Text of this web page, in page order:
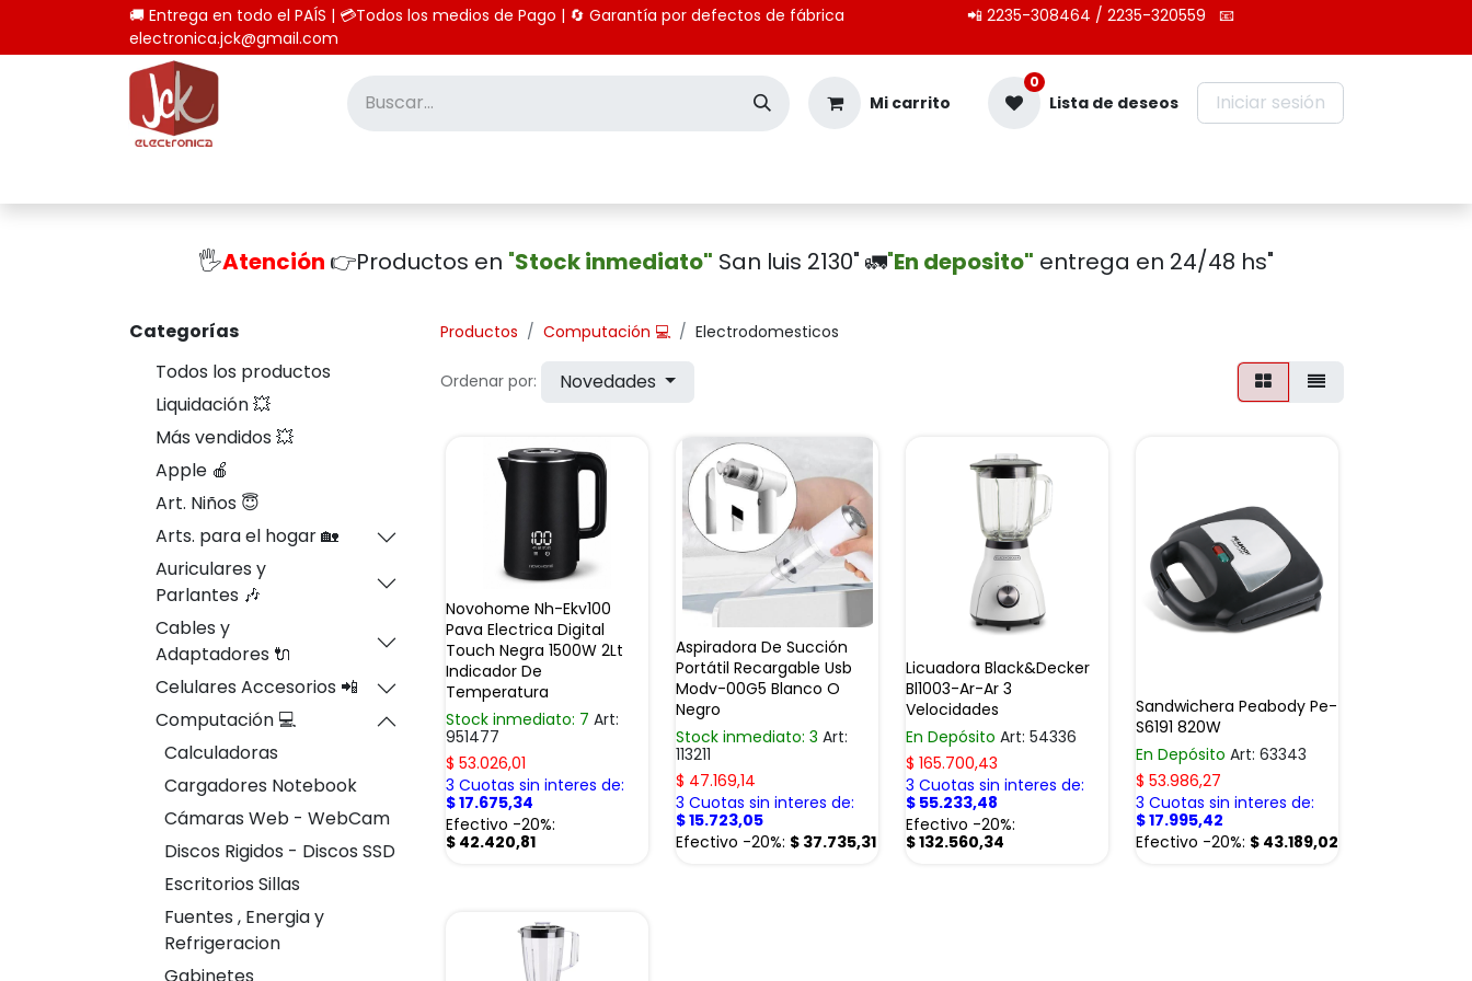
🚚 Entrega en todo el PAÍS | 💳Todos los medios de Pago | 🔄 Garantía por defectos de fábrica 📲 2235-308464 / 2235-320559 📧
electronica.jck@gmail.com
Mi carrito
0
Lista de deseos Iniciar sesión
🖐️Atención 👉Productos en "Stock inmediato" San luis 2130" 🚛"En deposito" entrega en 24/48 hs"
Categorías
Todos los productos
Liquidación 💥
Más vendidos 💥
Apple 🍎
Art. Niños 😇
Arts. para el hogar 🏡
Auriculares y
Parlantes 🎶
Cables y
Adaptadores 🔌
Celulares Accesorios 📲
Computación 💻
Calculadoras
Cargadores Notebook
Cámaras Web - WebCam
Discos Rigidos - Discos SSD
Escritorios Sillas
Fuentes , Energia y
Refrigeracion
Productos Computación 💻 Electrodomesticos
Ordenar por: Novedades
Novohome Nh-Ekv100
Pava Electrica Digital
Touch Negra 1500W 2Lt
Indicador De
Temperatura
Stock inmediato: 7 Art:
951477
$ 53.026,01
3 Cuotas sin interes de:
$17.675,34
Efectivo -20%:
$ 42.420,81
Aspiradora De Succión
Portátil Recargable Usb
Modv-00G5 Blanco O
Negro
Stock inmediato: 3 Art:
113211
$ 47.169,14
3 Cuotas sin interes de:
$15.723,05
Efectivo -20%: $ 37.735,31
Licuadora Black&Decker
Bl1003-Ar-Ar 3
Velocidades
En Depósito Art: 54336
$ 165.700,43
3 Cuotas sin interes de:
$ 55.233,48
Efectivo -20%:
$132.560,34
Sandwichera Peabody Pe-
S6191 820W
En Depósito Art: 63343
$ 53.986,27
3 Cuotas sin interes de:
$17.995,42
Efectivo -20%: $ 43.189,02